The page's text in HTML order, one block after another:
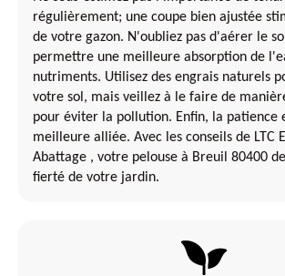
régulièrement; une coupe bien ajustée
de votre gazon. N'oubliez pas d'aérer le
permettre une meilleure absorption de
nutriments. Utilisez des engrais naturels
votre sol, mais veillez à le faire de
pour éviter la pollution. Enfin, la patience
meilleure alliée. Avec les conseils de LTC
Abattage , votre pelouse à Breuil 80400
fierté de votre jardin.